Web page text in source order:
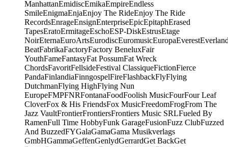
ManhattanEmidiscEmikaEmpireEndless
SmileEnigmaEnjaEnjoy The RideEnjoy The Ride
RecordsEnrageEnsignEnterpriseEpicEpitaphErased
TapesEratoErmitageEschoESP-DiskEstrusEtage
NoirEternaEuroArtsEurodiscEuromusicEuropaEverest
BeatFabrikaFactoryFactory BeneluxFair
YouthFameFantasyFat PossumFat Wreck
ChordsFavoritFellsideFestival ClassiqueFictionFierce
PandaFinlandiaFinngospelFireFlashbackFlyFlying
DutchmanFlying HighFlying Nun
EuropeFMPFNRFontanaFoodFoolish MusicFourFour Leaf
CloverFox & His FriendsFox MusicFreedomFrogFrom The
Jazz VaultFrontierFrontiersFrontiers Music SRLFueled By
RamenFull Time HobbyFunk GarageFusionFuzz ClubFuzzed
And BuzzedFYGalaGamaGama Musikverlags
GmbHGammaGeffenGenlydGerrardGet BackGet